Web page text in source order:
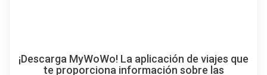
¡Descarga MyWoWo! La aplicación de viajes que
te proporciona información sobre las